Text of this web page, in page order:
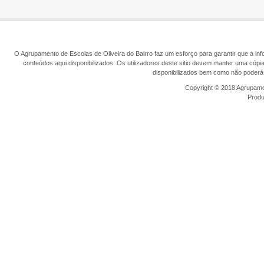
O Agrupamento de Escolas de Oliveira do Bairro faz um esforço para garantir que a
conteúdos aqui disponibilizados. Os utilizadores deste sitio devem manter uma
disponibilizados bem como não
Copyright © 2018